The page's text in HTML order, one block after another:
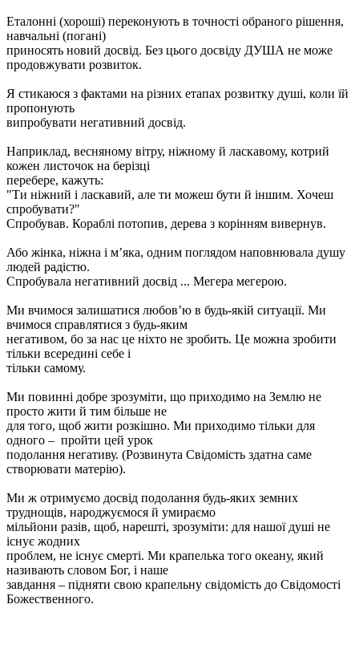
Еталонні (хороші) переконують в точності обраного рішення,
навчальні (погані)
приносять новий досвід. Без цього досвіду ДУША не може
продовжувати розвиток.
Я стикаюся з фактами на різних етапах розвитку душі, коли їй
пропонують
випробувати негативний досвід.
Наприклад, весняному вітру, ніжному й ласкавому, котрий
кожен листочок на берізці
перебере, кажуть:
"Ти ніжний і ласкавий, але ти можеш бути й іншим. Хочеш
спробувати?"
Спробував. Кораблі потопив, дерева з корінням вивернув.
Або жінка, ніжна і м’яка, одним поглядом наповнювала душу
людей радістю.
Спробувала негативний досвід ... Мегера мегерою.
Ми вчимося залишатися любов’ю в будь-якій ситуації. Ми
вчимося справлятися з будь-яким
негативом, бо за нас це ніхто не зробить. Це можна зробити
тільки всередині себе і
тільки самому.
Ми повинні добре зрозуміти, що приходимо на Землю не
просто жити й тим більше не
для того, щоб жити розкішно. Ми приходимо тільки для
одного – пройти цей урок
подолання негативу. (Розвинута Свідомість здатна саме
створювати матерію).
Ми ж отримуємо досвід подолання будь-яких земних
труднощів, народжуємося й умираємо
мільйони разів, щоб, нарешті, зрозуміти: для нашої душі не
існує жодних
проблем, не існує смерті. Ми крапелька того океану, який
називають словом Бог, і наше
завдання – підняти свою крапельну свідомість до Свідомості
Божественного.